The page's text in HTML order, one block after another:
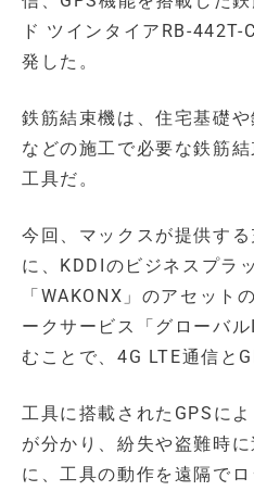
ド ツインタイアRB-
発した。
鉄筋結束機は、住宅基礎
などの施工で必要な鉄筋
工具だ。
今回、マックスが提供す
に、KDDIのビジネスプラ
「WAKONX」のアセット
ークサービス「グローバ
むことで、4G LTE通信と
工具に搭載されたGPSに
が分かり、紛失や盗難時
に、工具の動作を遠隔で